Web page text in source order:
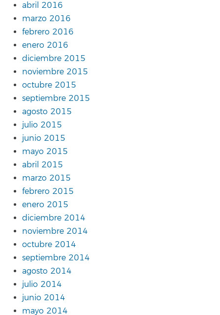
abril 2016
marzo 2016
febrero 2016
enero 2016
diciembre 2015
noviembre 2015
octubre 2015
septiembre 2015
agosto 2015
julio 2015
junio 2015
mayo 2015
abril 2015
marzo 2015
febrero 2015
enero 2015
diciembre 2014
noviembre 2014
octubre 2014
septiembre 2014
agosto 2014
julio 2014
junio 2014
mayo 2014